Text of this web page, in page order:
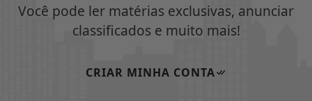
Você pode ler matérias exclusivas, anunciar
classificados e muito mais!
CRIAR MINHA CONTA